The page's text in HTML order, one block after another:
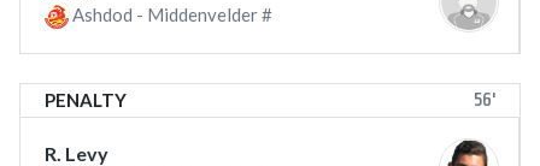
Ashdod - Middenvelder #
PENALTY 56'
R. Levy